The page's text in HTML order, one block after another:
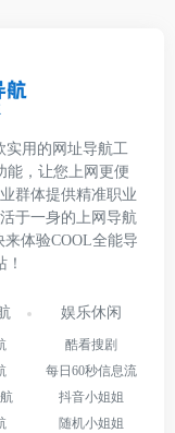
实用的网址导航工
能，让您上网更便
群体提供精准职业
于一身的上网导航
来体验COOL全能导
娱乐休闲
酷看搜剧
每日60秒信息流
抖音小姐姐
随机小姐姐